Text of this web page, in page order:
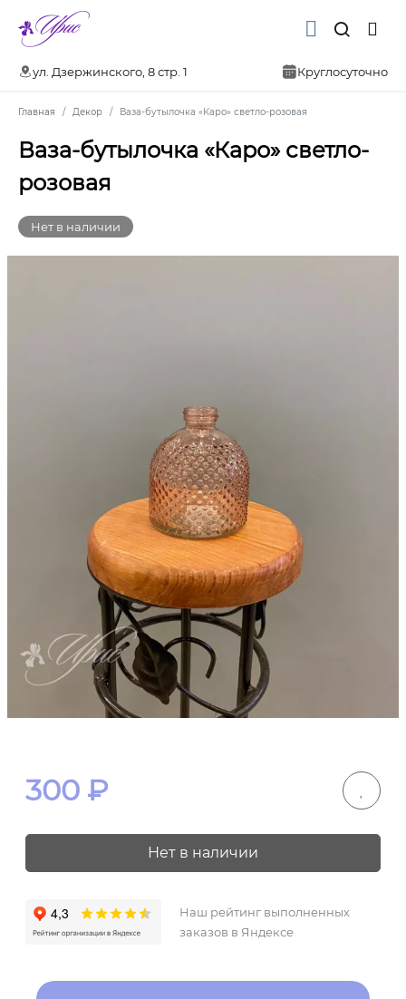
ул. Дзержинского, 8 стр. 1 Круглосуточно
Главная Декор Ваза-бутылочка «Каро» светло-розовая
Ваза-бутылочка «Каро» светло-
розовая
Нет в наличии
300 ₽
Нет в наличии
Наш рейтинг выполненных
заказов в Яндексе